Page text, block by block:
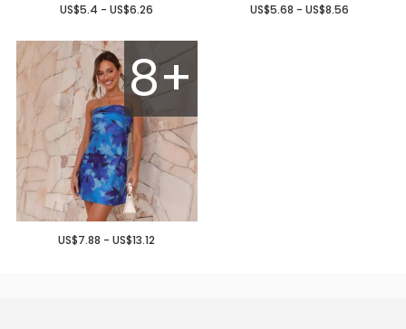
US$5.4 - US$6.26 US$5.68 - US$8.56
8+
US$7.88 - US$13.12